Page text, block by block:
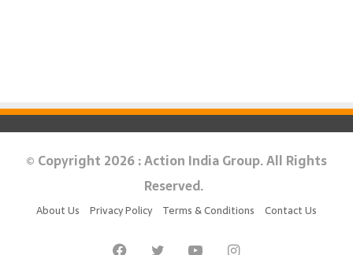
© Copyright 2026 : Action India Group. All Rights
Reserved.
About Us Privacy Policy Terms & Conditions Contact Us
FacebookTwitter YouTubeInstagram